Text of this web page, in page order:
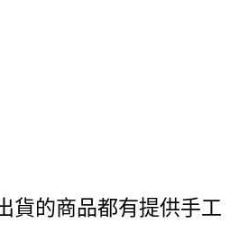
貨的商品都有提供手工